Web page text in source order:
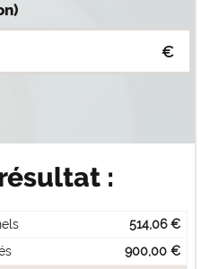
€
:
514,06 €
900,00 €